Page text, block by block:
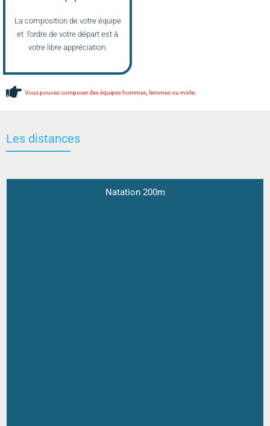
La composition de votre équipe
et l’ordre de votre départ est à
votre libre appréciation.
Vous pouvez composer des équipes hommes, femmes ou mixte.
Les distances
Natation 200m